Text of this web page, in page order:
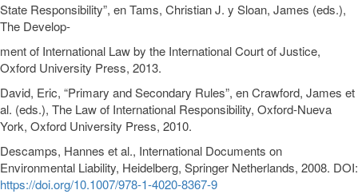
State Responsibility”, en Tams, Christian J. y Sloan, James (eds.),
The Develop-
ment of International Law by the International Court of Justice,
Oxford University Press, 2013.
David, Eric, “Primary and Secondary Rules”, en Crawford, James et
al. (eds.), The Law of International Responsibility, Oxford-Nueva
York, Oxford University Press, 2010.
Descamps, Hannes et al., International Documents on
Environmental Liability, Heidelberg, Springer Netherlands, 2008. DOI:
https://doi.org/10.1007/978-1-4020-8367-9